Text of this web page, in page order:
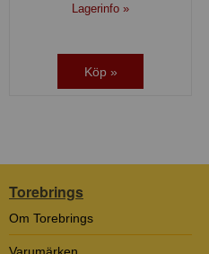
Lagerinfo »
Köp »
Torebrings
Om Torebrings